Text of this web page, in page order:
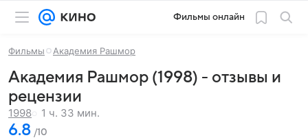
Фильмы онлайн
Фильмы Академия Рашмор
Академия Рашмор (1998) - отзывы и
рецензии
1998 1 ч. 33 мин.
6.8 /10